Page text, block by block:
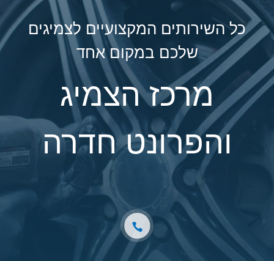
כל השירותים המקצועיים לצמיגים
שלכם במקום אחד
מרכז הצמיג
והפרונט חדרה